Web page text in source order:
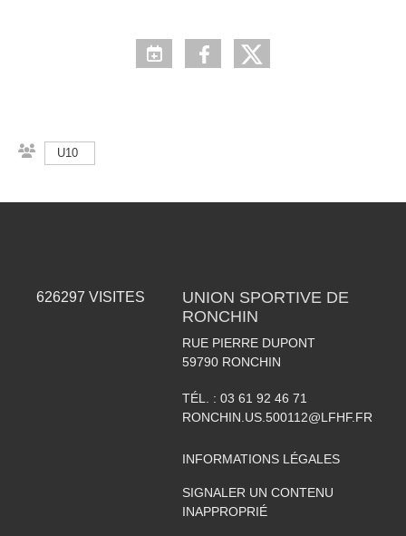
U10
626297 VISITES
UNION SPORTIVE DE
RONCHIN
RUE PIERRE DUPONT
59790 RONCHIN
TÉL. : 03 61 92 46 71
RONCHIN.US.500112@LFHF.FR
INFORMATIONS LÉGALES
SIGNALER UN CONTENU
INAPPROPRIÉ